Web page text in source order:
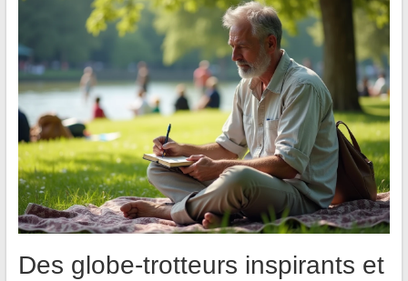
Des globe-trotteurs inspirants et